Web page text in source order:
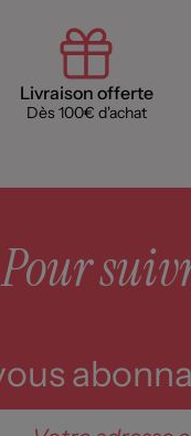
Livraison offerte
Dès 100€ d'achat
Pour